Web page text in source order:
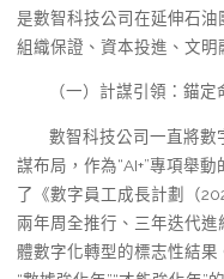
是數智科技公司在延伸石油
組織保證、資本投進、文明
（一）計謀引領：錨定
數智科技公司一直將數
謀布局，作為“AI+”專項舉
了《數字員工成長計劃（
兩年周全推行、三年迭代
體數字化轉型的標志性結